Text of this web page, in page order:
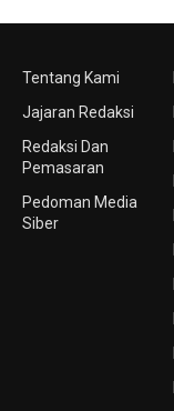
Tentang Kami
Jajaran Redaksi
Redaksi Dan
Pemasaran
Pedoman Media
Siber